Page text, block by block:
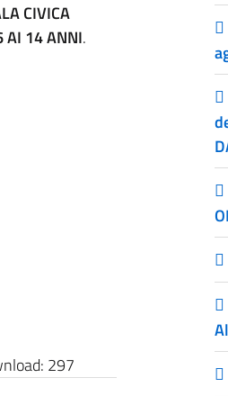
CIVICA
AI 14 ANNI.
297